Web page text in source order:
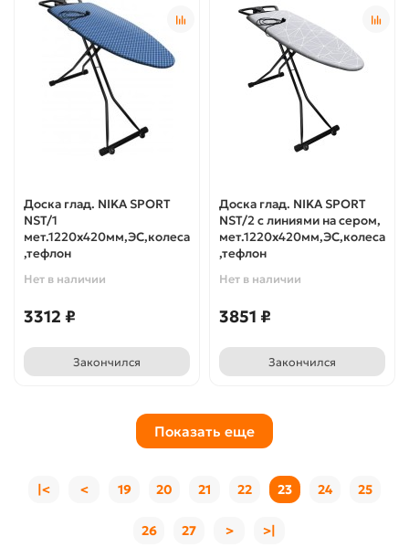
Доска глад. NIKA SPORT
NST/1
мет.1220х420мм,ЭС,колеса
,тефлон
Нет в наличии
3312 ₽
Закончился
Доска глад. NIKA SPORT
NST/2 с линиями на сером,
мет.1220х420мм,ЭС,колеса
,тефлон
Нет в наличии
3851 ₽
Закончился
Показать еще
|< < 19 20 21 22 23 24 25
26 27 > >|